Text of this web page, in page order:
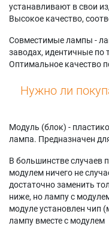
устанавливают в свои
Высокое качество,
Совместимые лампы -
заводах, идентичные по
Оптимальное качество
Нужно ли
Модуль (блок) -
лампа. Предназначен
В большинстве случаев
модулем ничего не
достаточно заменить
ниже, но лампу с
модуле установлен чип
лампу вместе с модулем